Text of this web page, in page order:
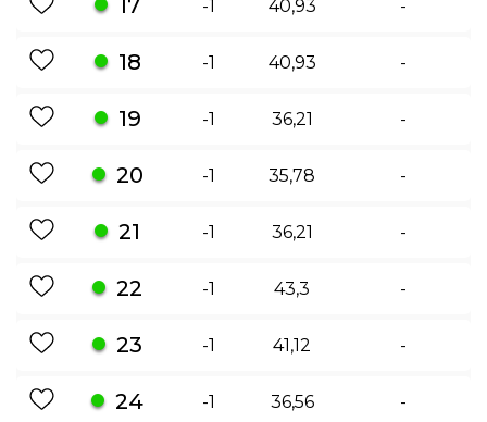
17 -1 40,93 -
18 -1 40,93 -
19 -1 36,21 -
20 -1 35,78 -
21 -1 36,21 -
22 -1 43,3 -
23 -1 41,12 -
24 -1 36,56 -